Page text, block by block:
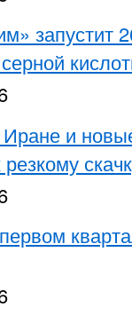
запустит
и